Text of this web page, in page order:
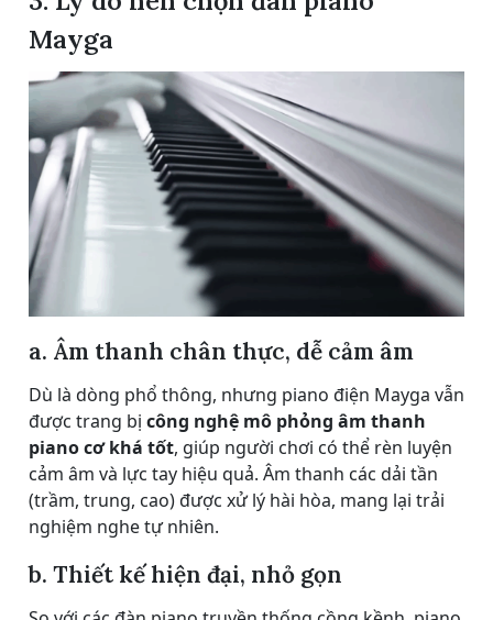
Mayga
a. Âm thanh chân thực, dễ cảm âm
Dù là dòng phổ thông, nhưng piano điện Mayga vẫn
được trang bị công nghệ mô phỏng âm thanh
piano cơ khá tốt, giúp người chơi có thể rèn luyện
cảm âm và lực tay hiệu quả. Âm thanh các dải tần
(trầm, trung, cao) được xử lý hài hòa, mang lại trải
nghiệm nghe tự nhiên.
b. Thiết kế hiện đại, nhỏ gọn